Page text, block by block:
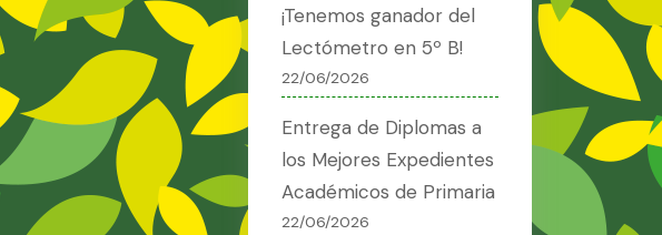
¡Tenemos ganador del
Lectómetro en 5º B!
22/06/2026
Entrega de Diplomas a
los Mejores Expedientes
Académicos de Primaria
22/06/2026